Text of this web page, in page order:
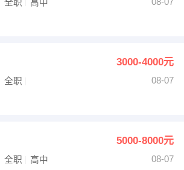
全职 高中
3000-4000元
全职
08-07
5000-8000元
全职 高中
08-07